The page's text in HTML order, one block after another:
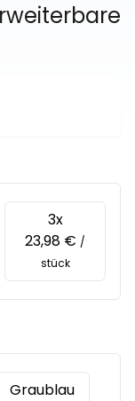
3x
23,98 € /
stück
Graublau